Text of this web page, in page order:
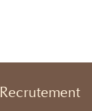
Recrutement